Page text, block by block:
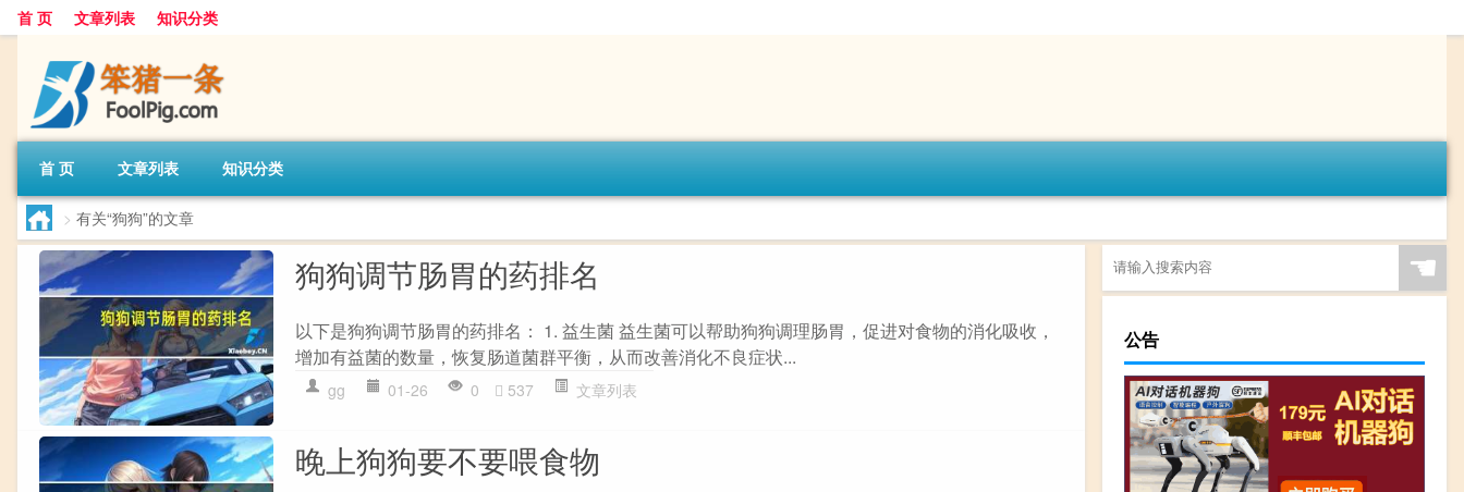
首 页 文章列表 知识分类
首 页 文章列表 知识分类
> 有关“狗狗”的文章
狗狗调节肠胃的药排名
以下是狗狗调节肠胃的药排名： 1. 益生菌 益生菌可以帮助狗狗调理肠胃，促进对食物的消化吸收，
增加有益菌的数量，恢复肠道菌群平衡，从而改善消化不良症状...
gg 01-26 0 537 文章列表
晚上狗狗要不要喂食物
☚
公告